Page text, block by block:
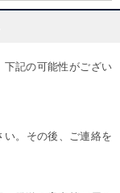
下記の可能性がござい
。その後、ご連絡を